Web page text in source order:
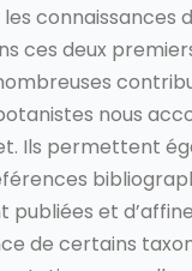
connaissances
ces deux
nous
Ils permettent
publiées et
de certains